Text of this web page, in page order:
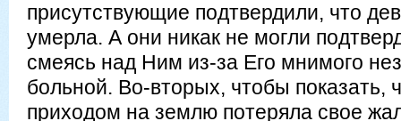
присутствующие подтвердили, что
умерла. А они никак не могли
смеясь над Ним из-за Его мнимого
больной. Во-вторых, чтобы показать,
приходом на землю потеряла свое